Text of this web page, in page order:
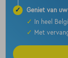
✓
Geniet van
✓
In heel
✓
Met